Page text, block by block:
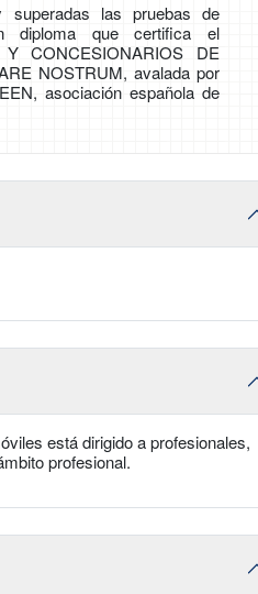
las pruebas de
diploma que certifica el
Y CONCESIONARIOS DE
NOSTRUM, avalada por
asociación española de
está dirigido a profesionales,
profesional.